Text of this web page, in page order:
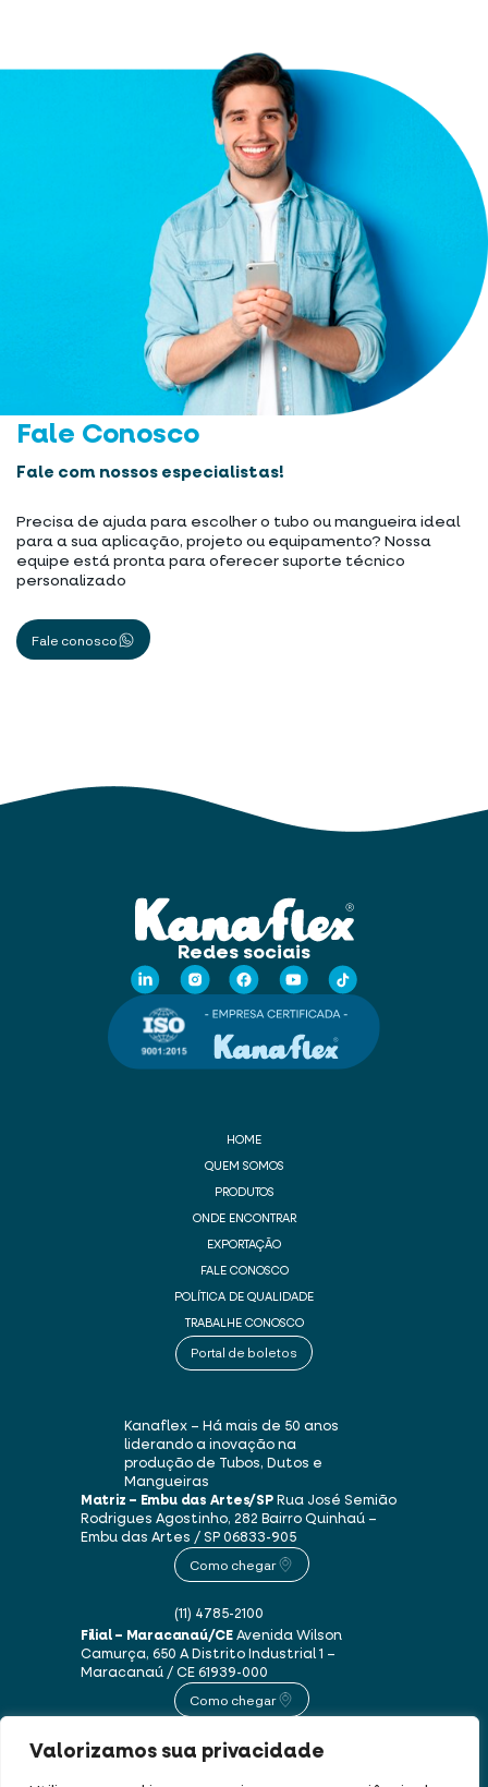
Valorizamos sua privacidade
Fale Conosco
Fale com nossos especialistas!
Precisa de ajuda para escolher o tubo ou mangueira ideal
para a sua aplicação, projeto ou equipamento? Nossa
equipe está pronta para oferecer suporte técnico
personalizado
Fale conosco
Redes sociais
HOME
QUEM SOMOS
PRODUTOS
ONDE ENCONTRAR
EXPORTAÇÃO
FALE CONOSCO
POLÍTICA DE QUALIDADE
TRABALHE CONOSCO
Portal de boletos
Kanaflex – Há mais de 50 anos
liderando a inovação na
produção de Tubos, Dutos e
Mangueiras
Matriz – Embu das Artes/SPRua José Semião
Rodrigues Agostinho, 282 Bairro Quinhaú –
Embu das Artes / SP06833-905
Como chegar
(11) 4785-2100
Filial – Maracanaú/CEAvenida Wilson
Camurça, 650 ADistrito Industrial 1 –
Maracanaú / CE61939-000
Como chegar
(85) 3250-1235